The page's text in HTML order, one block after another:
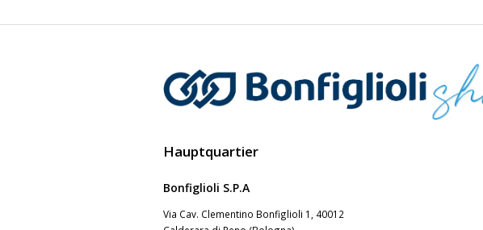
Hauptquartier
Bonfiglioli S.P.A
Via Cav. Clementino Bonfiglioli 1, 40012